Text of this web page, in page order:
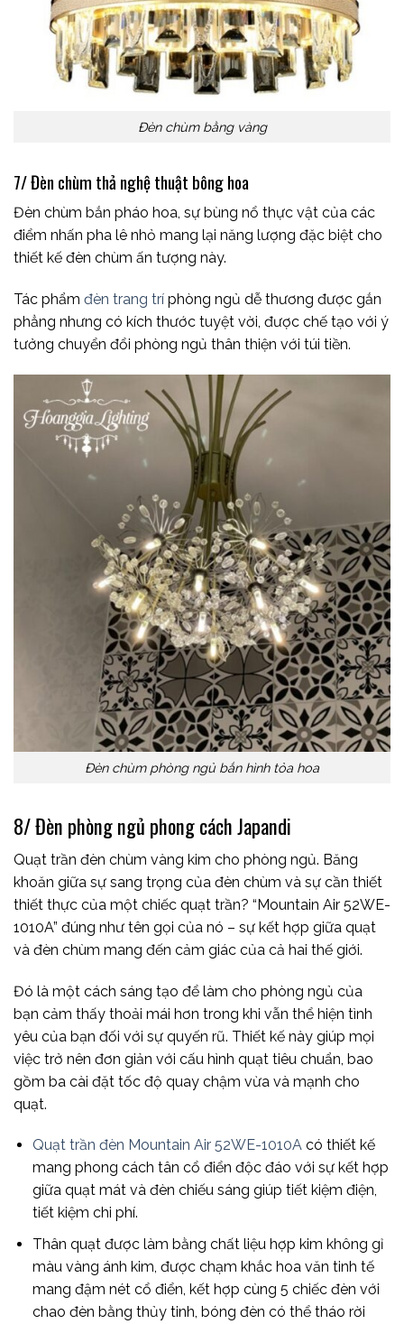
Đèn chùm bằng vàng
7/ Đèn chùm thả nghệ thuật bông hoa
Đèn chùm bắn pháo hoa, sự bùng nổ thực vật của các
điểm nhấn pha lê nhỏ mang lại năng lượng đặc biệt cho
thiết kế đèn chùm ấn tượng này.
Tác phẩm đèn trang trí phòng ngủ dễ thương được gắn
phẳng nhưng có kích thước tuyệt vời, được chế tạo với ý
tưởng chuyển đổi phòng ngủ thân thiện với túi tiền.
Đèn chùm phòng ngủ bắn hình tỏa hoa
8/ Đèn phòng ngủ phong cách Japandi
Quạt trần đèn chùm vàng kim cho phòng ngủ. Băng
khoăn giữa sự sang trọng của đèn chùm và sự cần thiết
thiết thực của một chiếc quạt trần? “Mountain Air 52WE-
1010A” đúng như tên gọi của nó – sự kết hợp giữa quạt
và đèn chùm mang đến cảm giác của cả hai thế giới.
Đó là một cách sáng tạo để làm cho phòng ngủ của
bạn cảm thấy thoải mái hơn trong khi vẫn thể hiện tình
yêu của bạn đối với sự quyến rũ. Thiết kế này giúp mọi
việc trở nên đơn giản với cấu hình quạt tiêu chuẩn, bao
gồm ba cài đặt tốc độ quay chậm vừa và mạnh cho
quạt.
Quạt trần đèn Mountain Air 52WE-1010Acó thiết kế
mang phong cách tân cổ điển độc đáo với sự kết hợp
giữa quạt mát và đèn chiếu sáng giúp tiết kiệm điện,
tiết kiệm chi phí.
Thân quạt được làm bằng chất liệu hợp kim không gỉ
màu vàng ánh kim, được chạm khắc hoa văn tinh tế
mang đậm nét cổ điển, kết hợp cùng 5 chiếc đèn với
chao đèn bằng thủy tinh, bóng đèn có thể tháo rời